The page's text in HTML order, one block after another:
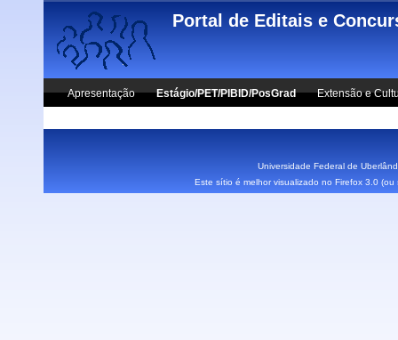
Skip to main content
Portal de Editais e
Apresentação Estágio/PET/PIBID/PosGrad Extensão e
Universidade Federal de
Este sítio é melhor visualizado no Firefox 3.0